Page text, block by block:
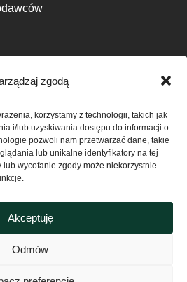
zgodą
korzystamy z technologii, takich jak
i/lub uzyskiwania dostępu do informacji o
pozwoli nam przetwarzać dane, takie
lub unikalne identyfikatory na tej
wycofanie zgody może niekorzystnie
Akceptuję
Odmów
serwisu